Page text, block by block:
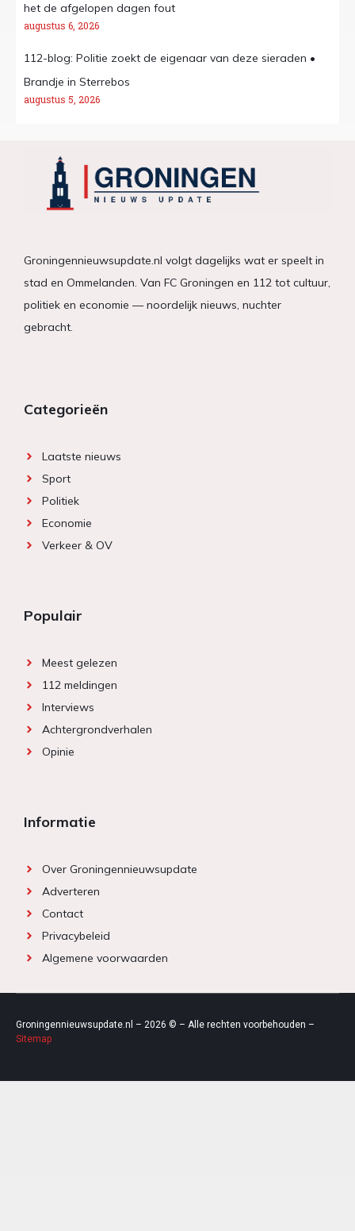
het de afgelopen dagen fout
augustus 6, 2026
112-blog: Politie zoekt de eigenaar van deze sieraden •
Brandje in Sterrebos
augustus 5, 2026
Groningennieuwsupdate.nl volgt dagelijks wat er speelt in
stad en Ommelanden. Van FC Groningen en 112 tot cultuur,
politiek en economie — noordelijk nieuws, nuchter
gebracht.
Categorieën
Laatste nieuws
Sport
Politiek
Economie
Verkeer & OV
Populair
Meest gelezen
112 meldingen
Interviews
Achtergrondverhalen
Opinie
Informatie
Over Groningennieuwsupdate
Adverteren
Contact
Privacybeleid
Algemene voorwaarden
Groningennieuwsupdate.nl – 2026 © – Alle rechten voorbehouden –
Sitemap